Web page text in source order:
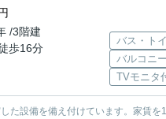
/3階建
歩16分
バス・ト
バルコニー
TVモニタ
た設備を備え付けています。家賃